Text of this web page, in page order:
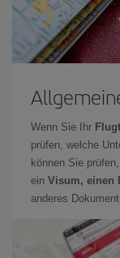
Wenn Sie Ihr
prüfen, welche
können Sie
ein Visum, einen
anderes